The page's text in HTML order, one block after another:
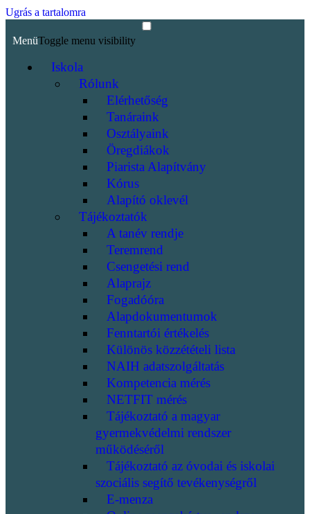
Ugrás a tartalomra
MenüToggle menu visibility
Iskola
Rólunk
Elérhetőség
Tanáraink
Osztályaink
Öregdiákok
Piarista Alapítvány
Kórus
Alapító oklevél
Tájékoztatók
A tanév rendje
Teremrend
Csengetési rend
Alaprajz
Fogadóóra
Alapdokumentumok
Fenntartói értékelés
Különös közzétételi lista
NAIH adatszolgáltatás
Kompetencia mérés
NETFIT mérés
Tájékoztató a magyar
gyermekvédelmi rendszer
működéséről
Tájékoztató az óvodai és iskolai
szociális segítő tevékenységről
E-menza